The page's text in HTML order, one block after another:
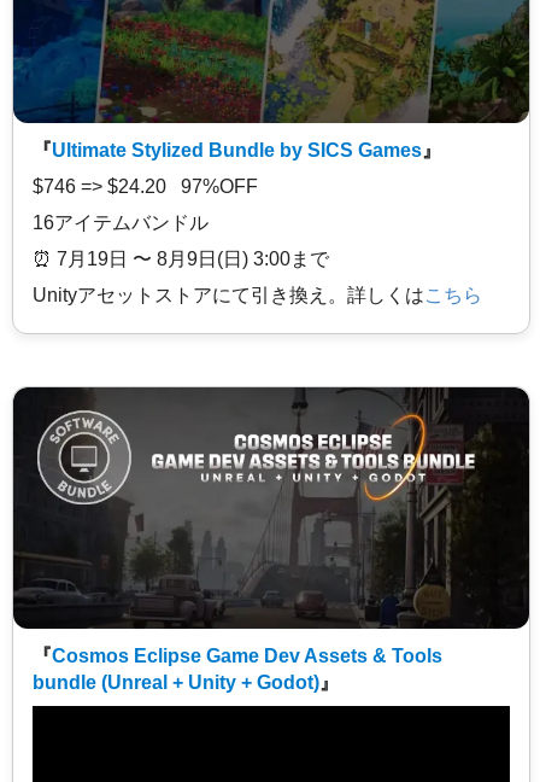
『Ultimate Stylized Bundle by SICS Games 』
$746 => $24.20 97%OFF
16アイテムバンドル
⏰️ 7月19日 〜 8月9日(日) 3:00まで
Unityアセットストアにて引き換え。詳しくはこちら
『Cosmos Eclipse Game Dev Assets & Tools
bundle (Unreal + Unity + Godot) 』